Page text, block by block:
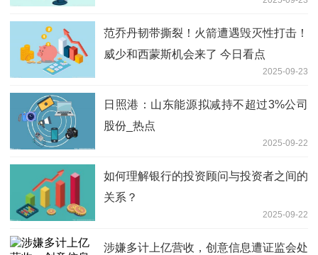
范乔丹韧带撕裂！火箭遭遇毁灭性打击！
威少和西蒙斯机会来了 今日看点
2025-09-23
日照港：山东能源拟减持不超过3%公司
股份_热点
2025-09-22
如何理解银行的投资顾问与投资者之间的
关系？
2025-09-22
涉嫌多计上亿营收，创意信息遭证监会处